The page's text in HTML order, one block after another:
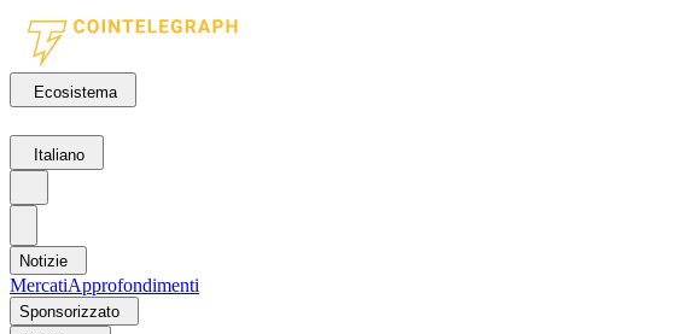
Ecosistema
Italiano
Notizie
MercatiApprofondimenti
Sponsorizzato